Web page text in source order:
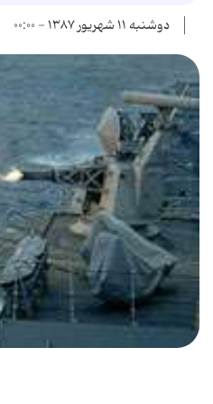
دوشنبه ۱۱ شهریور ۱۳۸۷ - ۰۰:۰۰